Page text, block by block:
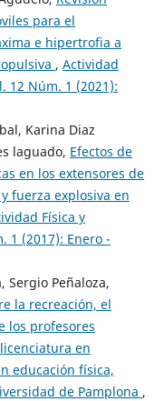
para el
e hipertrofia a
, Actividad
12 Núm. 1 (2021):
Karina Diaz
laguado, Efectos de
en los extensores de
fuerza explosiva en
Física y
1 (2017): Enero -
Sergio Peñaloza,
la recreación, el
los profesores
en
educación física,
de Pamplona ,